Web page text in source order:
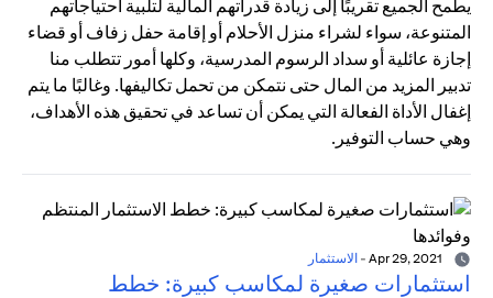
يطمح الجميع تقريبًا إلى زيادة قدراتهم المالية لتلبية احتياجاتهم
المتنوعة، سواء لشراء منزل الأحلام أو إقامة حفل زفاف أو قضاء
إجازة عائلية أو سداد الرسوم المدرسية، وكلها أمور تتطلب منا
تدبير المزيد من المال حتى نتمكن من تحمل تكاليفها. وغالبًا ما يتم
إغفال الأداة الفعالة التي يمكن أن تساعد في تحقيق هذه الأهداف،
وهي حساب التوفير.
- الاستثمار
استثمارات صغيرة لمكاسب كبيرة: خطط